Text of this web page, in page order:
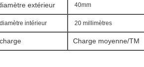
extérieur 40mm
diamètre intérieur 20 millimètres
charge Charge moyenne/TM